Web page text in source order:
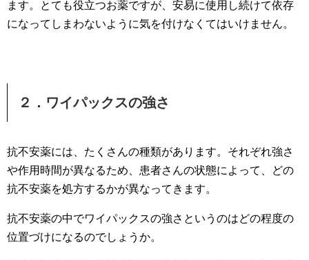
ます。とても役立つお薬ですが、安易に使用し続けて依存
になってしまわないように気を付けなくてはいけません。
２．ワイパックスの強さ
抗不安薬には、たくさんの種類があります。それぞれ強さ
や作用時間が異なるため、患者さんの状態によって、どの
抗不安薬を処方するかが異なってきます。
抗不安薬の中でワイパックスの強さというのはどの程度の
位置づけになるのでしょうか。